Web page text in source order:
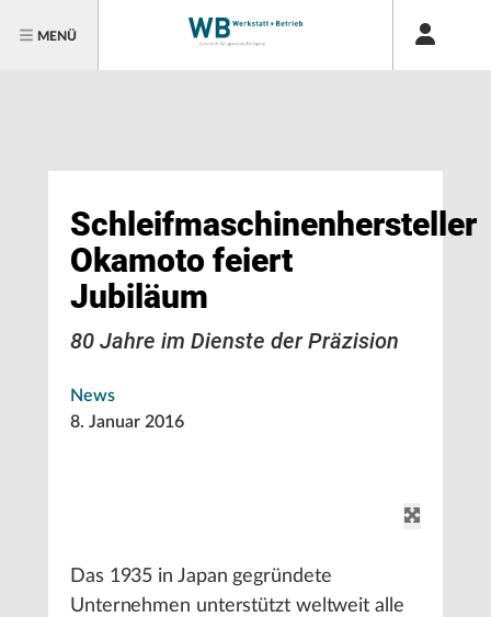
MENÜ
Schleifmaschinenhersteller
Okamoto feiert
Jubiläum
80 Jahre im Dienste der Präzision
News
8. Januar 2016
Das 1935 in Japan gegründete
Unternehmen unterstützt weltweit alle